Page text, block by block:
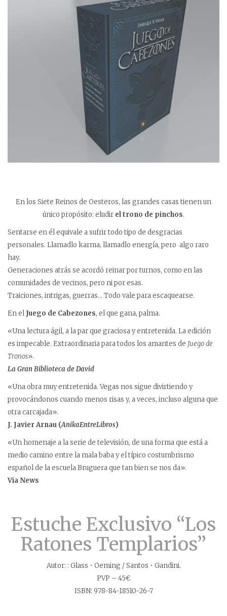
En los Siete Reinos de Oesteros, las grandes casas tienen un
único propósito: eludir el trono de pinchos.
Sentarse en él equivale a sufrir todo tipo de desgracias
personales. Llamadlo karma, llamadlo energía, pero algo raro
hay.
Generaciones atrás se acordó reinar por turnos, como en las
comunidades de vecinos, pero ni por esas.
Traiciones, intrigas, guerras… Todo vale para escaquearse.
En elJuego de Cabezones, el que gana, palma.
«Una lectura ágil, a la par que graciosa y entretenida. La edición
es impecable. Extraordinaria para todos los amantes de Juego de
Tronos».
La Gran Biblioteca de David
«Una obra muy entretenida. Vegas nos sigue divirtiendo y
provocándonos cuando menos risas y, a veces, incluso alguna que
otra carcajada».
J. Javier Arnau (AnikaEntreLibros)
«Un homenaje a la serie de televisión, de una forma que está a
medio camino entre la mala baba y el típico costumbrismo
español de la escuela Bruguera que tan bien se nos da».
Via News
Estuche Exclusivo “Los
Ratones Templarios”
Autor: : Glass • Oeming / Santos • Gandini.
PVP – 45€
ISBN: 978-84-18510-26-7